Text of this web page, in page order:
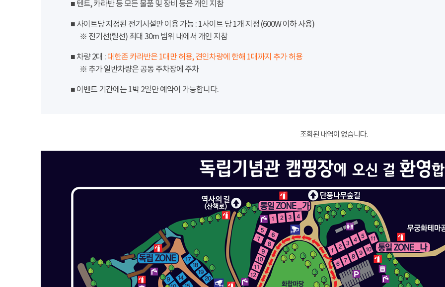
■ 텐트, 카라반 등 모든 물품 및 장비 등은 개인 지참
■ 사이트당 지정된 전기시설만 이용 가능 : 1사이트 당 1개 지정 (600W 이하 사용)
※ 전기선(릴선) 최대 30m 범위 내에서 개인 지참
■ 차량 2대 : 대한존 카라반은 1대만 허용, 견인차량에 한해 1대까지 추가 허용
※ 추가 일반차량은 공동 주차장에 주차
■ 이벤트 기간에는 1박 2일만 예약이 가능합니다.
조회된 내역이 없습니다.